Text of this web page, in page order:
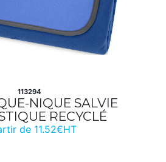
113294
NIQUE SALVIE
RECYCLÉ
de 11.52€HT